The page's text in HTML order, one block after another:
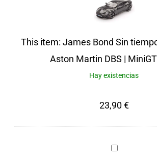
Sin
para
morir
|
Martin
DBS
This item: James Bond Sin
Aston Martin DBS |
Hay existencias
23,90€
Urna